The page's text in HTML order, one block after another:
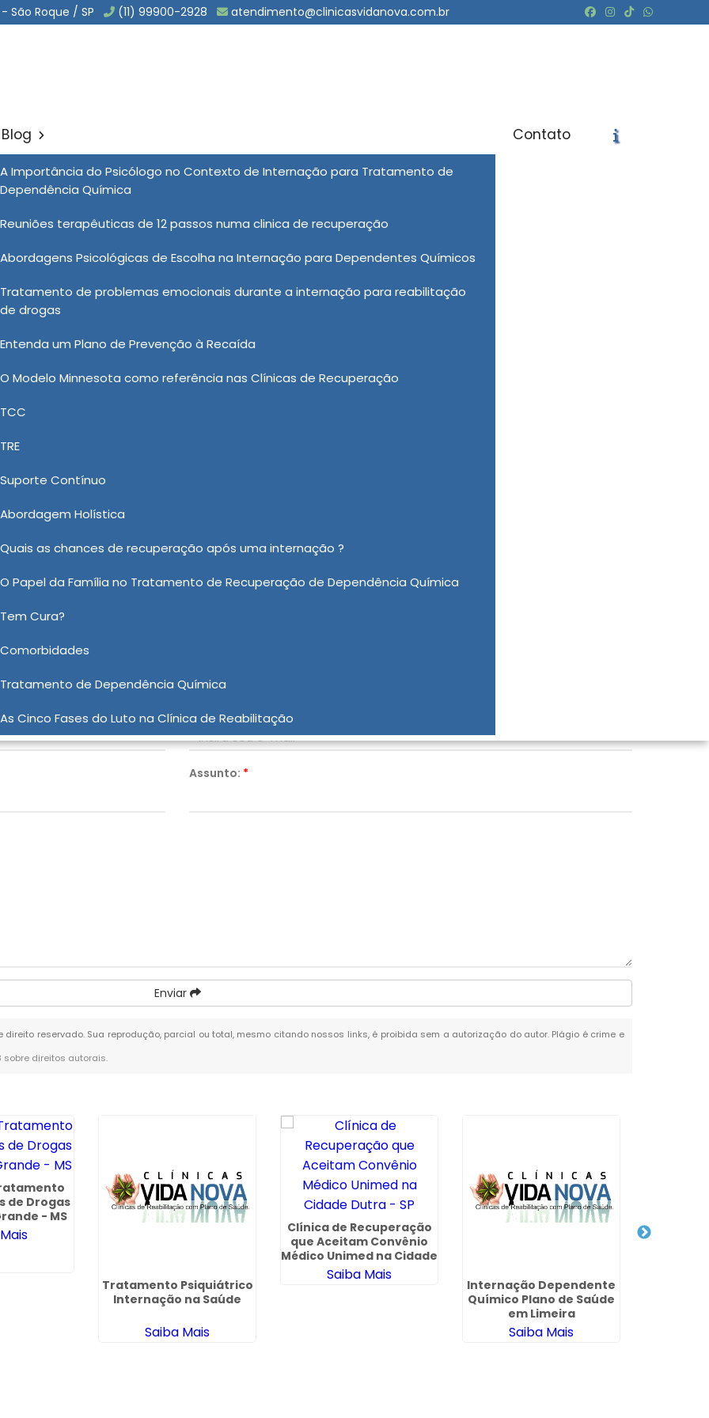
São Roque / SP (11) 99900-2928 atendimento@clinicasvidanova.com.br
Blog
A Importância do Psicólogo no Contexto de Internação para Tratamento de
Dependência Química
Reuniões terapêuticas de 12 passos numa clinica de recuperação
Abordagens Psicológicas de Escolha na Internação para Dependentes Químicos
Tratamento de problemas emocionais durante a internação para reabilitação
de drogas
Entenda um Plano de Prevenção à Recaída
O Modelo Minnesota como referência nas Clínicas de Recuperação
TCC
TRE
Suporte Contínuo
Abordagem Holística
Quais as chances de recuperação após uma internação ?
O Papel da Família no Tratamento de Recuperação de Dependência Química
Tem Cura?
Comorbidades
Tratamento de Dependência Química
As Cinco Fases do Luto na Clínica de Reabilitação
Contato
em Ibiúna Solicite um Orçamento
multidisciplinar de profissionais de saúde. Além da
e terapêutico para ajudar o paciente a enfrentar os
para a prevenção de recaídas. Esse suporte
de Clínica de Saúde, a New New Clinica Vida Nova atua com o objetivo de proporcionar não
também, Centro de Recuperação de Drogados, Clinica de Recuperação de Drogas, Internação
Quimica Evangelica e Clínica para Dependentes Químicos Valor, atendendo às mais exigentes
Ou em nosso WhatsApp
Email:
Assunto: *
Enviar
direito reservado. Sua reprodução, parcial ou total, mesmo citando nossos links, é proibida sem a autorização do autor. Plágio é crime e
sobre direitos autorais.
Informações
de Drogas
- MS
Tratamento Psiquiátrico
Internação na Saúde
Saiba Mais
Clínica de Recuperação
que Aceitam Convênio
Médico Unimed na Cidade
Dutra - SP
Saiba Mais
Internação Dependente
Químico Plano de Saúde
em Limeira
Saiba Mais